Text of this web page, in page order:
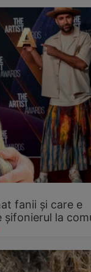
fanii și care e
șifonierul la